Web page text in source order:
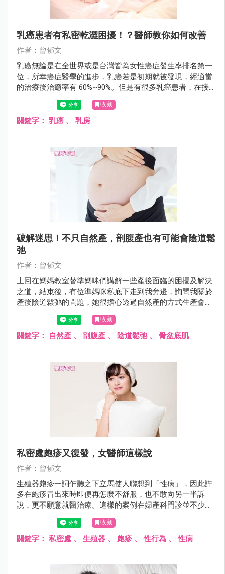
乳癌患者有私密乾澀困擾！？醫師教你如何改善
作者：曾郁文
乳癌無論是在全世界或是台灣皆為女性癌症發生率排名第一
位，所幸癌症醫學的進步，乳癌若是初期就被發現，經適當
的治療後治癒率有 60%~90%。但是有很多乳癌患者，在接
受藥物治療後，常會出現類似更年期「陰道萎縮症」的症
狀，伴隨陰道乾澀、性行為疼痛、頻尿，以及尿失禁等困
擾。
收藏
關鍵字： 乳癌 、 乳房
破解迷思！不只自然產，剖腹產也有可能會陰道鬆
弛
作者：曾郁文
上回在媽媽教室替準媽咪們講解一些產後面臨的困擾及解決
之道，結束後，有位準媽咪私底下走到我旁邊，詢問我關於
產後陰道鬆弛的問題，她很擔心透過自然產的方式生產會造
成嚴重的陰道鬆弛，因此她內心偏向選擇剖腹生產。但是難
道剖腹產的陰道就會緊實如初，不受影響嗎？
收藏
關鍵字： 自然產 、 剖腹產 、 陰道鬆弛、 骨盆底肌
私密處皰疹又復發，女醫師這樣說
作者：曾郁文
生殖器皰疹一詞乍聽之下立馬使人聯想到「性病」，因此許
多在皰疹冒出來時即便再怎麼不舒服，也不敢向另一半訴
說，更不願意就醫治療。這樣的案例在婦產科門診並不少
見，陳小姐就是長期飽受私密處皰疹折磨的苦主，到底該怎
麼預防和治療呢？
收藏
關鍵字： 私密處 、 生殖器 、 皰疹 、性行為 、性病